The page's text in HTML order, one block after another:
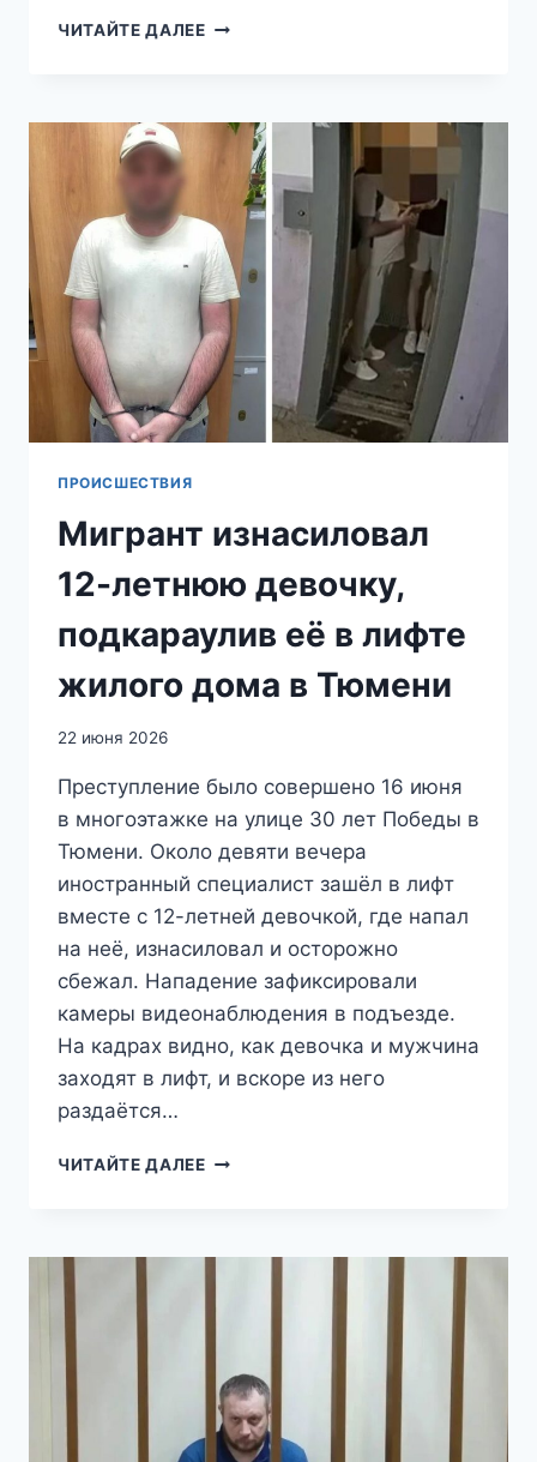
ЧИТАЙТЕ ДАЛЕЕМИГРАНТА
ЗА
ИЗНАСИЛОВАНИЕ
ЛЕТНЕГО
МАЛЬЧИКА
В
ЕКАТЕРИНБУРГЕ
ПРОИСШЕСТВИЯ
Мигрант изнасиловал
12-летнюю девочку,
подкараулив её в лифте
жилого дома в Тюмени
22 июня 2026
Преступление было совершено 16 июня
в многоэтажке на улице 30 лет Победы в
Тюмени. Около девяти вечера
иностранный специалист зашёл в лифт
вместе с 12-летней девочкой, где напал
на неё, изнасиловал и осторожно
сбежал. Нападение зафиксировали
камеры видеонаблюдения в подъезде.
На кадрах видно, как девочка и мужчина
заходят в лифт, и вскоре из него
раздаётся…
ЧИТАЙТЕ ДАЛЕЕМИГРАНТ
ДЕВОЧКУ,
ЖИЛОГО
ДОМА
В